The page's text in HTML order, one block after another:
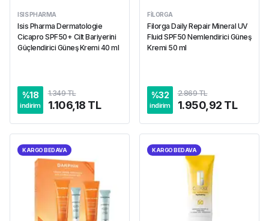
ISIS PHARMA
Isis Pharma Dermatologie
Cicapro SPF50+ Cilt Bariyerini
Güçlendirici Güneş Kremi 40 ml
%18
indirim
1.349 TL
1.106,18 TL
FILORGA
Filorga Daily Repair Mineral UV
Fluid SPF50 Nemlendirici Güneş
Kremi 50 ml
%32
indirim
2.869 TL
1.950,92 TL
KARGO BEDAVA KARGO BEDAVA